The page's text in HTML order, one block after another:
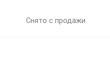
Снято с продажи